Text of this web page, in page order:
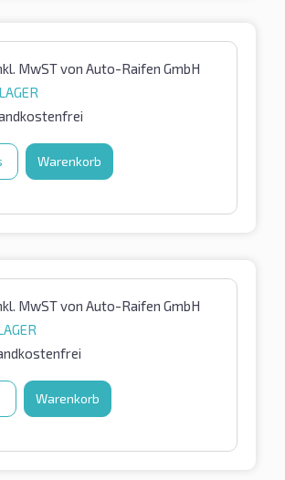
MwSTvon Auto-Raifen GmbH
Warenkorb
MwSTvon Auto-Raifen GmbH
Warenkorb